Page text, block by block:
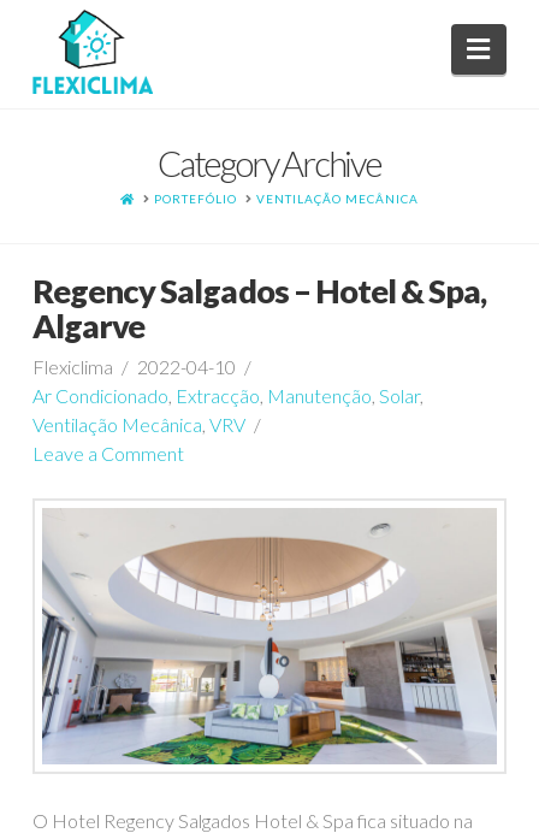
Category Archive
HOMEPORTEFÓLIO VENTILAÇÃO MECÂNICA
Regency Salgados – Hotel & Spa,
Algarve
Flexiclima
2022-04-10
Ar Condicionado, Extracção, Manutenção, Solar,
Ventilação Mecânica, VRV
Leave a Comment
O Hotel Regency Salgados Hotel & Spa fica situado na